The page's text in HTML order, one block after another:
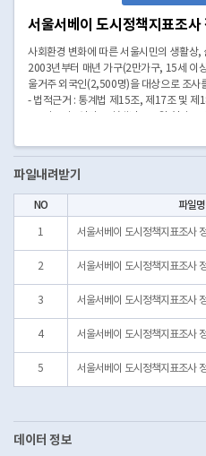
서울서베이 도시정책지표조사
사회환경 변화에 따른 서울시민의 생활상,
2003년부터 매년 가구(2만가구, 15세 이
울거주 외국인(2,500명)을 대상으로 조사
- 법적근거 : 통계법 제15조, 제17조 및 제
파일내려받기
NO 파일명
1 서울서베이 도시정책지표조사
2 서울서베이 도시정책지표조사
3 서울서베이 도시정책지표조사
4 서울서베이 도시정책지표조사
5 서울서베이 도시정책지표조사
데이터 정보